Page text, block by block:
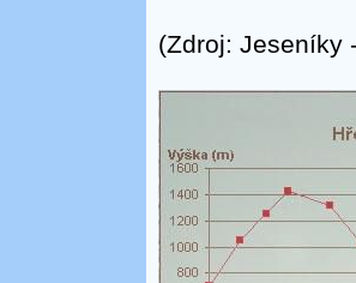
(Zdroj: Jeseníky